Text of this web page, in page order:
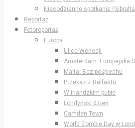
Niecodzienne spotkanie
Reportaż
Fotoreportaż
Europa
Ulice Wenecji
Amsterdam: Europejska
Malta: Bez pośpiechu
Przekaz z Belfastu
W irlandzkim pubie
Londyński dzień
Camden Town
World Zombie Day w